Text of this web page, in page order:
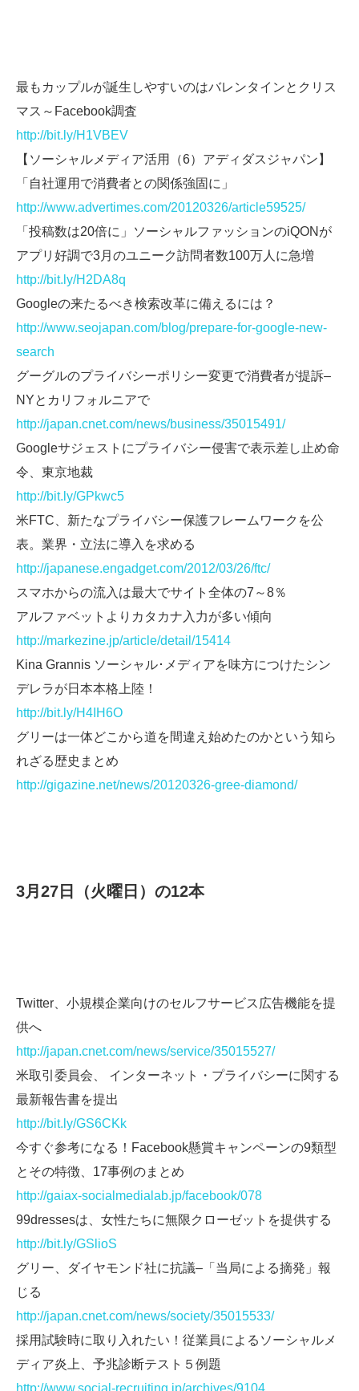
最もカップルが誕生しやすいのはバレンタインとクリス
マス～Facebook調査
http://bit.ly/H1VBEV
【ソーシャルメディア活用（6）アディダスジャパン】
「自社運用で消費者との関係強固に」
http://www.advertimes.com/20120326/article59525/
「投稿数は20倍に」ソーシャルファッションのiQONが
アプリ好調で3月のユニーク訪問者数100万人に急増
http://bit.ly/H2DA8q
Googleの来たるべき検索改革に備えるには？
http://www.seojapan.com/blog/prepare-for-google-new-
search
グーグルのプライバシーポリシー変更で消費者が提訴–
NYとカリフォルニアで
http://japan.cnet.com/news/business/35015491/
Googleサジェストにプライバシー侵害で表示差し止め命
令、東京地裁
http://bit.ly/GPkwc5
米FTC、新たなプライバシー保護フレームワークを公
表。業界・立法に導入を求める
http://japanese.engadget.com/2012/03/26/ftc/
スマホからの流入は最大でサイト全体の7～8％
アルファベットよりカタカナ入力が多い傾向
http://markezine.jp/article/detail/15414
Kina Grannis ソーシャル･メディアを味方につけたシン
デレラが日本本格上陸！
http://bit.ly/H4IH6O
グリーは一体どこから道を間違え始めたのかという知ら
れざる歴史まとめ
http://gigazine.net/news/20120326-gree-diamond/
3月27日（火曜日）の12本
Twitter、小規模企業向けのセルフサービス広告機能を提
供へ
http://japan.cnet.com/news/service/35015527/
米取引委員会、 インターネット・プライバシーに関する
最新報告書を提出
http://bit.ly/GS6CKk
今すぐ参考になる！Facebook懸賞キャンペーンの9類型
とその特徴、17事例のまとめ
http://gaiax-socialmedialab.jp/facebook/078
99dressesは、女性たちに無限クローゼットを提供する
http://bit.ly/GSlioS
グリー、ダイヤモンド社に抗議–「当局による摘発」報
じる
http://japan.cnet.com/news/society/35015533/
採用試験時に取り入れたい！従業員によるソーシャルメ
ディア炎上、予兆診断テスト５例題